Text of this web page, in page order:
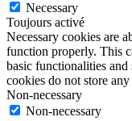
Necessary
Toujours activé
Necessary cookies are
function properly. This
basic functionalities and
cookies do not store
Non-necessary
Non-necessary